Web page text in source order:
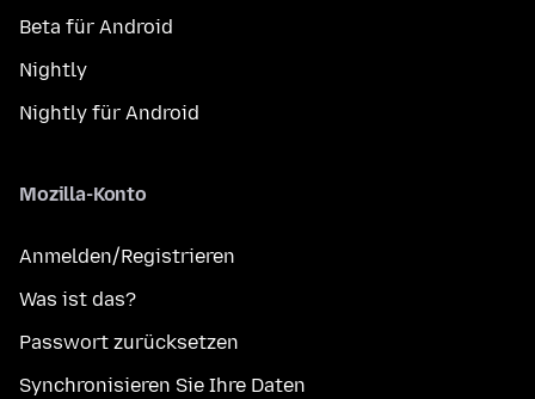
Beta für Android
Nightly
Nightly für Android
Mozilla-Konto
Anmelden/Registrieren
Was ist das?
Passwort zurücksetzen
Synchronisieren Sie Ihre Daten